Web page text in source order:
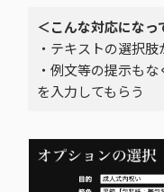
＜こんな対応になっ
・テキストの選択
・例文等の提示も
を入力してもらう